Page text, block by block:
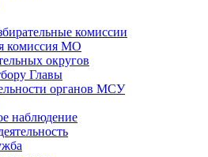
комиссии
комиссия МО
округов
Главы
органов МСУ
наблюдение